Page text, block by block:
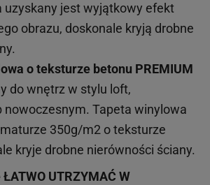
uzyskany jest wyjątkowy efekt
obrazu, doskonale kryją drobne
oteksturze betonu PREMIUM
do wnętrz w stylu loft,
nowoczesnym. Tapeta winylowa
350g/m2 o teksturze
kryje drobne nierówności ściany.
ŁATWO UTRZYMAĆ W